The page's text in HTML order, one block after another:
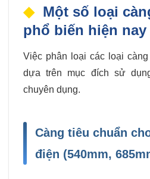
Một số loại
phổ biến hiện nay
Việc phân loại các loại
dựa trên mục đích sử
chuyên dụng.
Càng tiêu chuẩn
điện (540mm,